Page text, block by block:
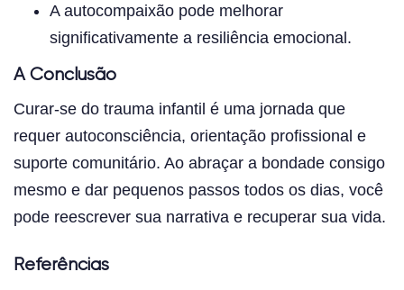
A autocompaixão pode melhorar
significativamente a resiliência emocional.
A Conclusão
Curar-se do trauma infantil é uma jornada que
requer autoconsciência, orientação profissional e
suporte comunitário. Ao abraçar a bondade consigo
mesmo e dar pequenos passos todos os dias, você
pode reescrever sua narrativa e recuperar sua vida.
Referências